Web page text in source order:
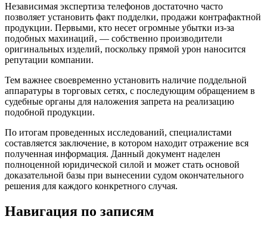
Независимая экспертиза телефонов достаточно часто
позволяет установить факт подделки, продажи контрафактной
продукции. Первыми, кто несет огромные убытки из-за
подобных махинаций‚ ― собственно производители
оригинальных изделий, поскольку прямой урон наносится
репутации компании.
Тем важнее своевременно установить наличие поддельной
аппаратуры в торговых сетях, с последующим обращением в
судебные органы для наложения запрета на реализацию
подобной продукции.
По итогам проведенных исследований, специалистами
составляется заключение, в котором находит отражение вся
полученная информация. Данный документ наделен
полноценной юридической силой и может стать основой
доказательной базы при вынесении судом окончательного
решения для каждого конкретного случая.
Навигация по записям